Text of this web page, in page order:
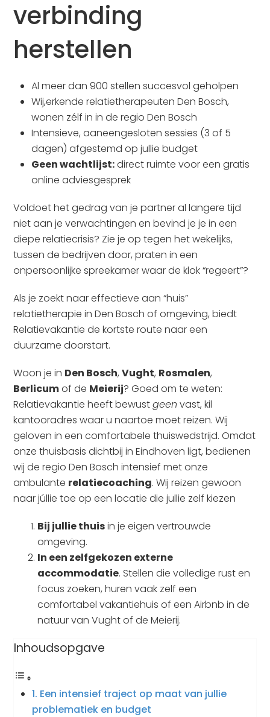
verbinding
herstellen
Al meer dan 900 stellen succesvol geholpen
Wij,erkende relatietherapeuten Den Bosch,
wonen zélf in in de regio Den Bosch
Intensieve, aaneengesloten sessies (3 of 5
dagen) afgestemd op jullie budget
Geen wachtlijst:direct ruimte voor een gratis
online adviesgesprek
Voldoet het gedrag van je partner al langere tijd
niet aan je verwachtingen en bevind je je in een
diepe relatiecrisis? Zie je op tegen het wekelijks,
tussen de bedrijven door, praten in een
onpersoonlijke spreekamer waar de klok “regeert”?
Als je zoekt naar effectieve aan “huis”
relatietherapie in Den Bosch of omgeving, biedt
Relatievakantie de kortste route naar een
duurzame doorstart.
Woon je in Den Bosch,Vught, Rosmalen,
Berlicumof de Meierij? Goed om te weten:
Relatievakantie heeft bewustgeen vast, kil
kantooradres waar u naartoe moet reizen. Wij
geloven in een comfortabele thuiswedstrijd. Omdat
onze thuisbasis dichtbij in Eindhoven ligt, bedienen
wij de regio Den Bosch intensief met onze
ambulante relatiecoaching. Wij reizen gewoon
naar júllie toe op een locatie die jullie zelf kiezen
Bij jullie thuisin je eigen vertrouwde
omgeving.
In een zelfgekozen externe
accommodatie. Stellen die volledige rust en
focus zoeken, huren vaak zelf een
comfortabel vakantiehuis of een Airbnb in de
natuur van Vught of de Meierij.
Inhoudsopgave
Een intensief traject op maat van jullie
problematiek en budget